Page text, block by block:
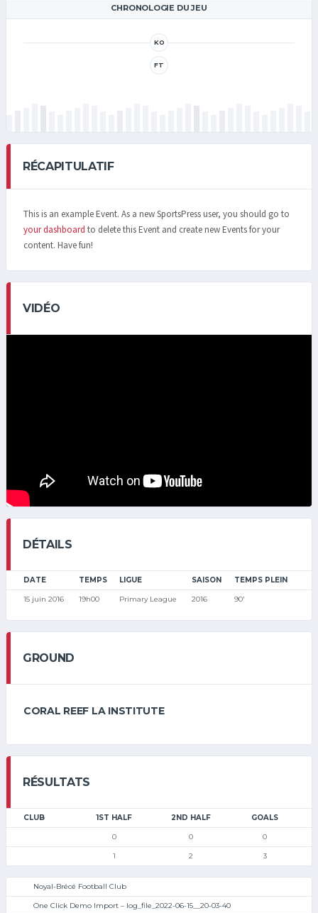
CHRONOLOGIE DU JEU
KO
FT
RÉCAPITULATIF
This is an example Event. As a new SportsPress user, you should go to
your dashboard to delete this Event and create new Events for your
content. Have fun!
VIDÉO
DÉTAILS
DATE TEMPS LIGUE SAISON TEMPS PLEIN
15 juin 2016 19h00 Primary League 2016 90'
GROUND
CORAL REEF LA INSTITUTE
RÉSULTATS
CLUB 1ST HALF 2ND HALF GOALS
0 0 0
1 2 3
Noyal-Brécé Football Club
One Click Demo Import – log_file_2022-06-15__20-03-40